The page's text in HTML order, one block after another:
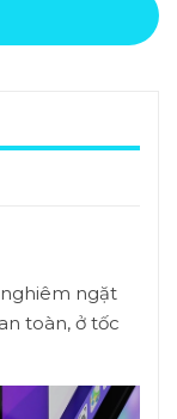
ngặt
toàn, ở tốc